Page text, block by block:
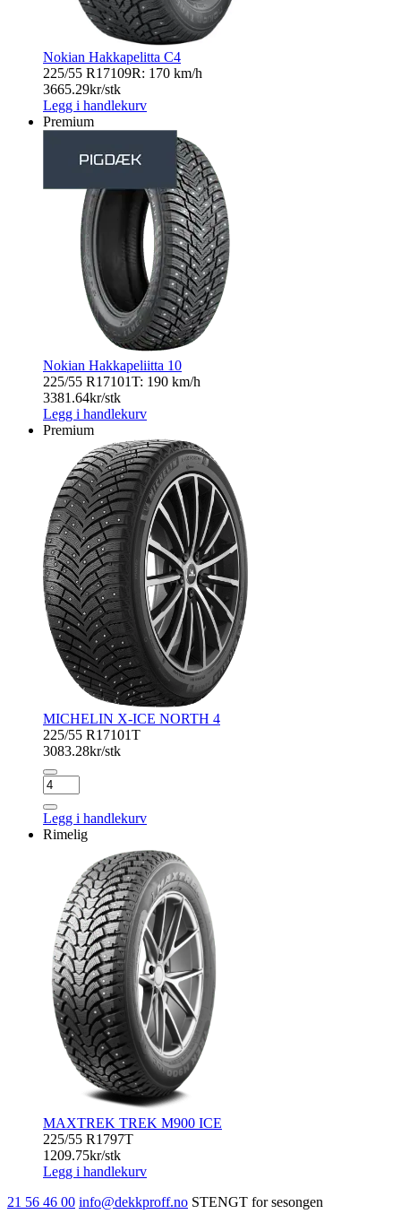
Nokian Hakkapelitta C4
225/55 R17109R: 170 km/h
3665.29kr/stk
Legg i handlekurv
Premium
Nokian Hakkapeliitta 10
225/55 R17101T: 190 km/h
3381.64kr/stk
Legg i handlekurv
Premium
MICHELIN X-ICE NORTH 4
225/55 R17101T
3083.28kr/stk
MICHELIN
X-
ICE
NORTH
Legg i handlekurv
Rimelig
MAXTREK TREK M900 ICE
225/55 R1797T
1209.75kr/stk
Legg i handlekurv
21 56 46 00 info@dekkproff.no STENGT for sesongen